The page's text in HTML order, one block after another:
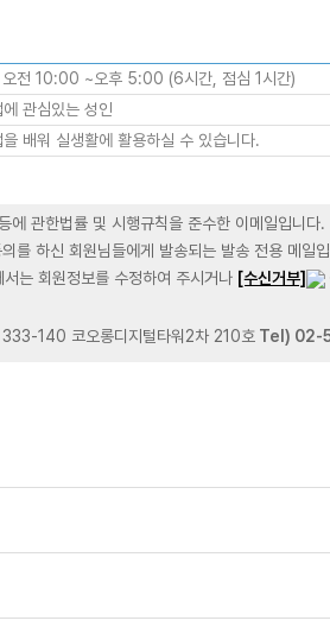
오전 10:00 ~오후 5:00 (6시간, 점심 1시간)
관심있는 성인
배워 실생활에 활용하실 수 있습니다.
에 관한법률 및 시행규칙을 준수한 이메일입니다.
하신 회원님들에게 발송되는 발송 전용 메일
는 회원정보를 수정하여 주시거나 [수신거부]
140 코오롱디지털타워2차 210호 Tel) 02-